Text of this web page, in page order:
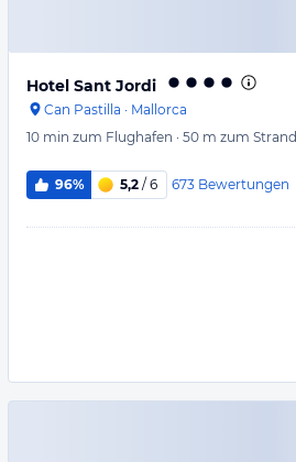
Hotel Sant Jordi
Can Pastilla · Mallorca
10 min zum Flughafen · 50 m zum Strand
96% 5,2 / 6 673 Bewertungen